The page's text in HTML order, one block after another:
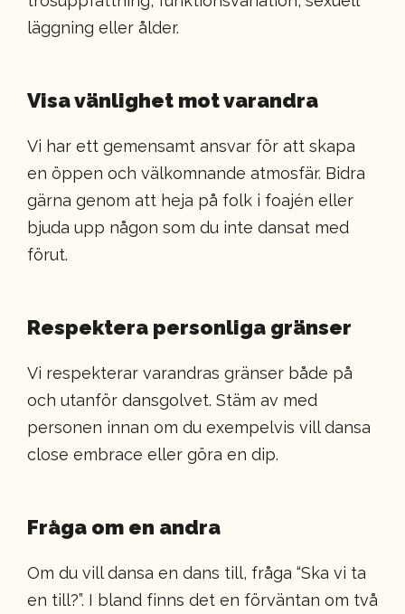
läggning eller ålder.
Visa vänlighet mot varandra
Vi har ett gemensamt ansvar för att skapa
en öppen och välkomnande atmosfär. Bidra
gärna genom att heja på folk i foajén eller
bjuda upp någon som du inte dansat med
förut.
Respektera personliga gränser
Vi respekterar varandras gränser både på
och utanför dansgolvet. Stäm av med
personen innan om du exempelvis vill dansa
close embrace eller göra en dip.
Fråga om en andra
Om du vill dansa en dans till, fråga “Ska vi ta
en till?”. I bland finns det en förväntan om två